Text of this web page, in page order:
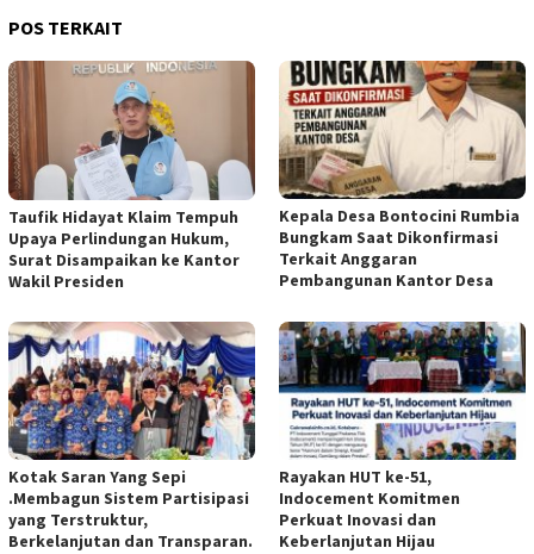
POS TERKAIT
Taufik Hidayat Klaim Tempuh
Upaya Perlindungan Hukum,
Surat Disampaikan ke Kantor
Wakil Presiden
Kepala Desa Bontocini Rumbia
Bungkam Saat Dikonfirmasi
Terkait Anggaran
Pembangunan Kantor Desa
Kotak Saran Yang Sepi
.Membagun Sistem Partisipasi
yang Terstruktur,
Berkelanjutan dan Transparan.
Rayakan HUT ke-51,
Indocement Komitmen
Perkuat Inovasi dan
Keberlanjutan Hijau